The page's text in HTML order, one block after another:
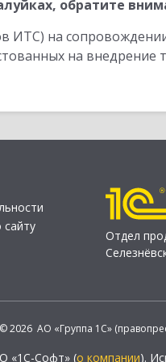
обратите
ИТС) на
на
Отдел
© 2026 АО «Группа 1С»
«1С-Софт» (о компании).